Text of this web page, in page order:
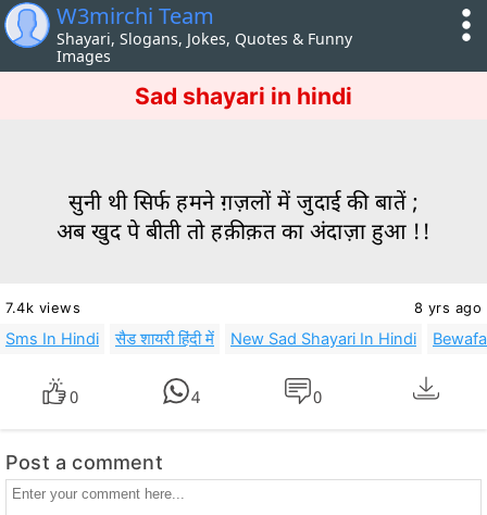
W3mirchi Team
Shayari, Slogans, Jokes, Quotes & Funny
Images
Sad shayari in hindi
सुनी थी सिर्फ हमने ग़ज़लों में जुदाई की बातें ;
अब खुद पे बीती तो हक़ीक़त का अंदाज़ा हुआ !!
7.4k views 8 yrs ago
Sms In Hindi सैड शायरी हिंदी में New Sad Shayari In Hindi
0 4 0
Post a comment